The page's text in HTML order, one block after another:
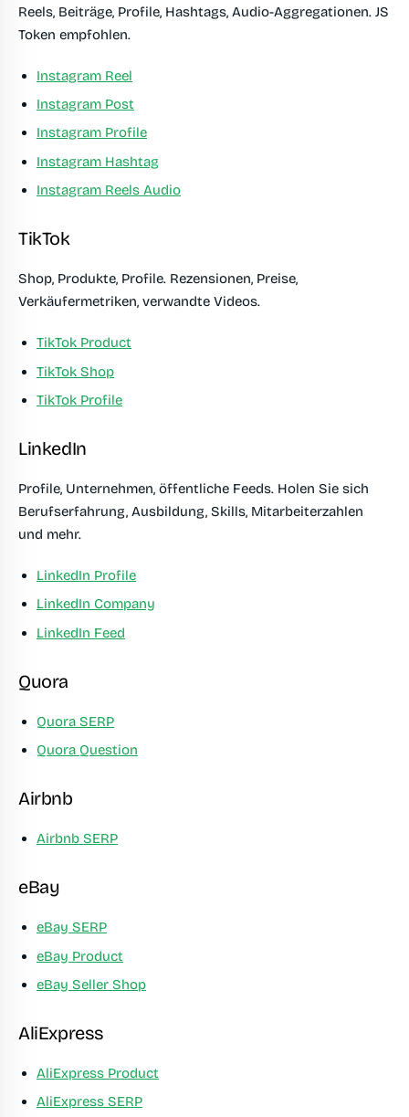
Reels, Beiträge, Profile, Hashtags, Audio-Aggregationen. JS
Token empfohlen.
Instagram Reel
Instagram Post
Instagram Profile
Instagram Hashtag
Instagram Reels Audio
TikTok
Shop, Produkte, Profile. Rezensionen, Preise,
Verkäufermetriken, verwandte Videos.
TikTok Product
TikTok Shop
TikTok Profile
LinkedIn
Profile, Unternehmen, öffentliche Feeds. Holen Sie sich
Berufserfahrung, Ausbildung, Skills, Mitarbeiterzahlen
und mehr.
LinkedIn Profile
LinkedIn Company
LinkedIn Feed
Quora
Quora SERP
Quora Question
Airbnb
Airbnb SERP
eBay
eBay SERP
eBay Product
eBay Seller Shop
AliExpress
AliExpress Product
AliExpress SERP